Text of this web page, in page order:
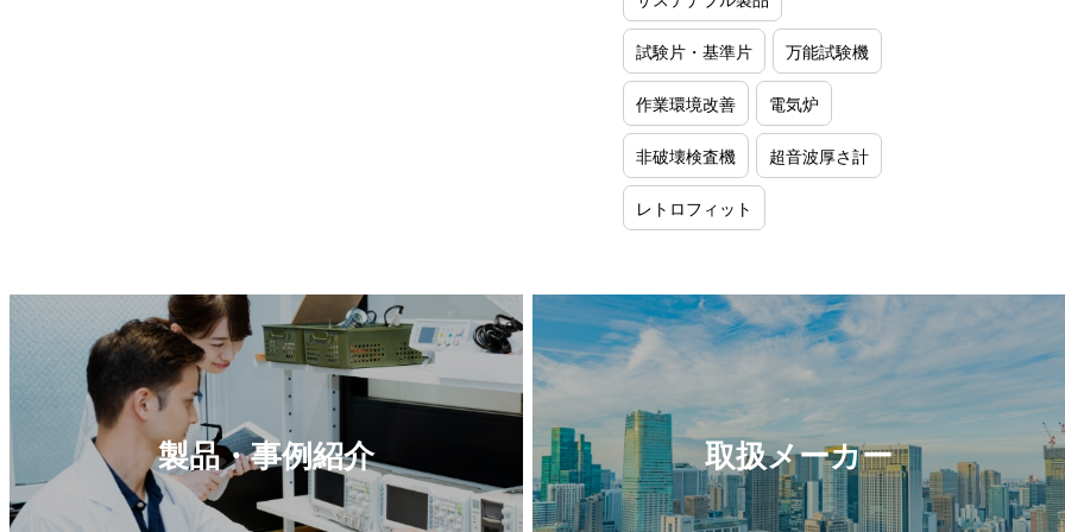
試験片・基準片 万能試験機
作業環境改善 電気炉
非破壊検査機 超音波厚さ計
レトロフィット
製品・事例紹介 取扱メーカー